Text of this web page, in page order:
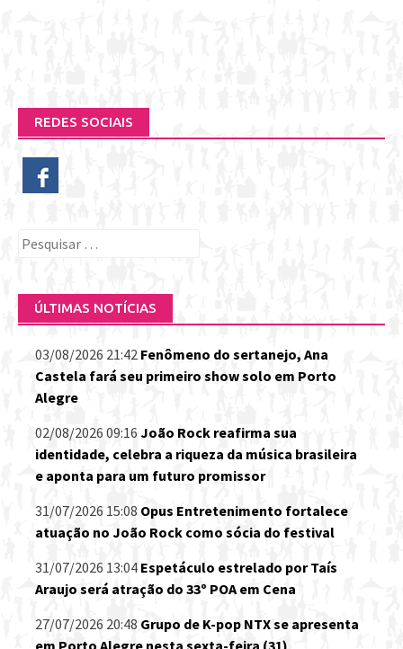
REDES SOCIAIS
Pesquisar
ÚLTIMAS NOTÍCIAS
03/08/2026 21:42 Fenômeno do sertanejo, Ana
Castela fará seu primeiro show solo em Porto
Alegre
02/08/2026 09:16 João Rock reafirma sua
identidade, celebra a riqueza da música brasileira
e aponta para um futuro promissor
31/07/2026 15:08 Opus Entretenimento fortalece
atuação no João Rock como sócia do festival
31/07/2026 13:04 Espetáculo estrelado por Taís
Araujo será atração do 33º POA em Cena
27/07/2026 20:48 Grupo de K-pop NTX se apresenta